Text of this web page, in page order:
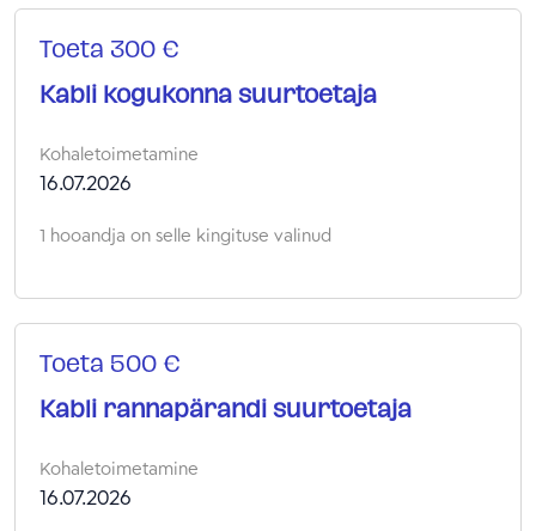
Toeta 300 €
Kabli kogukonna suurtoetaja
Kohaletoimetamine
16.07.2026
1 hooandja on selle kingituse valinud
Toeta 500 €
Kabli rannapärandi suurtoetaja
Kohaletoimetamine
16.07.2026